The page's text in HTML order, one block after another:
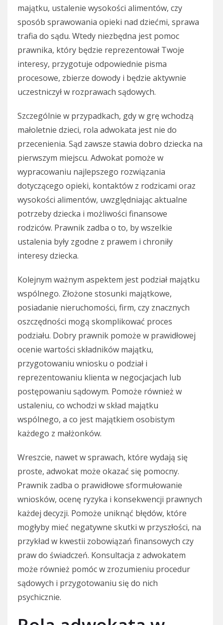
majątku, ustalenie wysokości alimentów, czy
sposób sprawowania opieki nad dziećmi, sprawa
trafia do sądu. Wtedy niezbędna jest pomoc
prawnika, który będzie reprezentował Twoje
interesy, przygotuje odpowiednie pisma
procesowe, zbierze dowody i będzie aktywnie
uczestniczył w rozprawach sądowych.
Szczególnie w przypadkach, gdy w grę wchodzą
małoletnie dzieci, rola adwokata jest nie do
przecenienia. Sąd zawsze stawia dobro dziecka na
pierwszym miejscu. Adwokat pomoże w
wypracowaniu najlepszego rozwiązania
dotyczącego opieki, kontaktów z rodzicami oraz
wysokości alimentów, uwzględniając aktualne
potrzeby dziecka i możliwości finansowe
rodziców. Prawnik zadba o to, by wszelkie
ustalenia były zgodne z prawem i chroniły
interesy dziecka.
Kolejnym ważnym aspektem jest podział majątku
wspólnego. Złożone stosunki majątkowe,
posiadanie nieruchomości, firm, czy znacznych
oszczędności mogą skomplikować proces
podziału. Dobry prawnik pomoże w prawidłowej
ocenie wartości składników majątku,
przygotowaniu wniosku o podział i
reprezentowaniu klienta w negocjacjach lub
postępowaniu sądowym. Pomoże również w
ustaleniu, co wchodzi w skład majątku
wspólnego, a co jest majątkiem osobistym
każdego z małżonków.
Wreszcie, nawet w sprawach, które wydają się
proste, adwokat może okazać się pomocny.
Prawnik zadba o prawidłowe sformułowanie
wniosków, ocenę ryzyka i konsekwencji prawnych
każdej decyzji. Pomoże uniknąć błędów, które
mogłyby mieć negatywne skutki w przyszłości, na
przykład w kwestii zobowiązań finansowych czy
praw do świadczeń. Konsultacja z adwokatem
może również pomóc w zrozumieniu procedur
sądowych i przygotowaniu się do nich
psychicznie.